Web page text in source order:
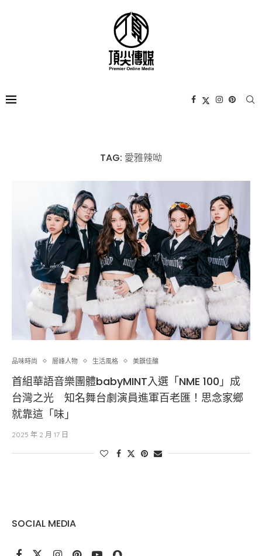
TAG: 愛雅辣呦
品味時尚 層峰⼈物 生活風格 美饌佳釀
首組華語音樂團體babyMINT入選「NME 100」成
台灣之光 知名舞台劇演員進軍百老匯！思念家鄉
就靠這「味」
2025 年 2 月 17 日
SOCIAL MEDIA